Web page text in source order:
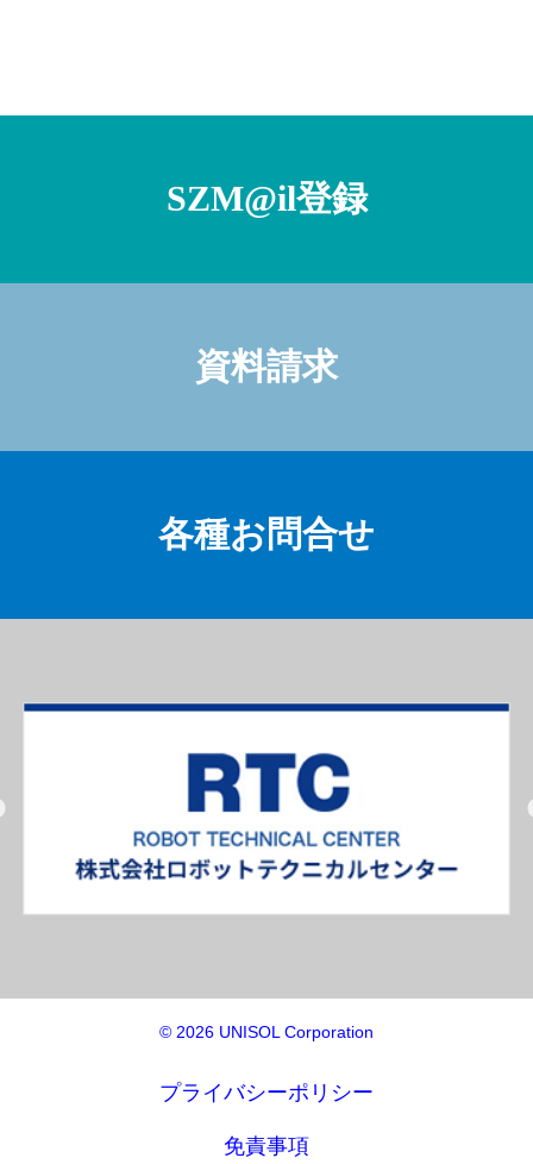
SZM@il登録
資料請求
各種お問合せ
© 2026 UNISOL Corporation
プライバシーポリシー
免責事項